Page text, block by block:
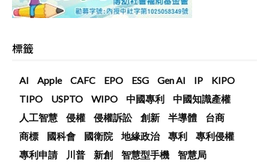
標籤
AI Apple CAFC EPO ESG Gen AI IP
KIPO
TIPO
USPTO WIPO 中國專利
中國知識產權
人工智慧
侵權 侵權訴訟 創新 半導體
台商
商標
國科會 國衛院 地緣政治 專利
專利侵權
專利申請
川普 新創 智慧型手機
智慧局